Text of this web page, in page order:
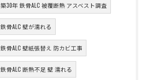
築30年 鉄骨ALC 被覆断熱 アスベスト調査
鉄骨ALC 壁が濡れる
鉄骨ALC 壁紙張替え 防カビ工事
鉄骨ALC 断熱不足 壁 濡れる